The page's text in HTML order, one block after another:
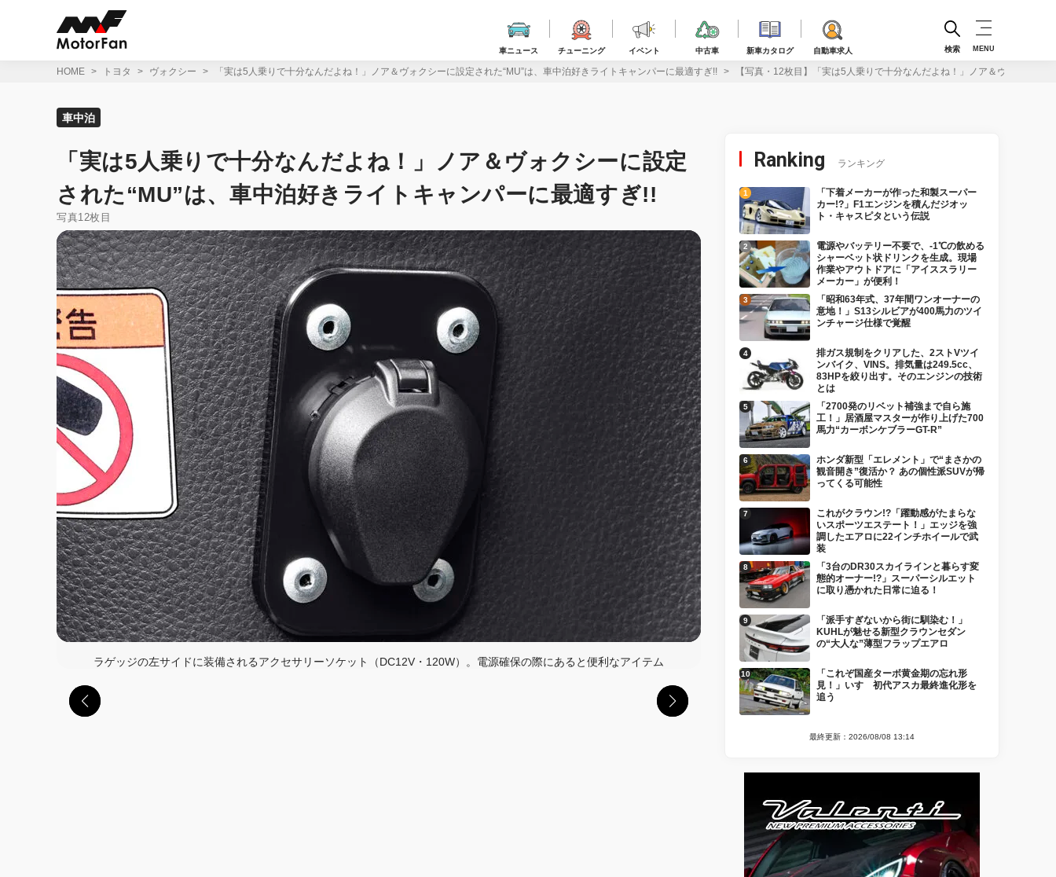
車ニュース チューニング イベント 中古車 新車カタログ 自動車求人 検索 MENU
HOME トヨタ ヴォクシー 「実は5人乗りで十分なんだよね！」ノア＆ヴォクシーに設定された“MU”は、車中泊好きライトキャンパーに最適すぎ!! 【写真・12枚目】「実は5人乗りで十分なんだよね！」ノア＆ヴォクシー
車中泊
「実は5人乗りで十分なんだよね！」ノア＆ヴォクシーに設定
された“MU”は、車中泊好きライトキャンパーに最適すぎ!!
写真12枚目
ラゲッジの左サイドに装備されるアクセサリーソケット（DC12V・120W）。電源確保の際にあると便利なアイテム
Ranking ランキング
「下着メーカーが作った和製スーパー
カー!?」F1エンジンを積んだジオッ
ト・キャスピタという伝説
電源やバッテリー不要で、-1℃の飲める
シャーベット状ドリンクを生成。現場
作業やアウトドアに「アイススラリー
メーカー」が便利！
「昭和63年式、37年間ワンオーナーの
意地！」S13シルビアが400馬力のツイ
ンチャージ仕様で覚醒
排ガス規制をクリアした、2ストVツイ
ンバイク、VINS。排気量は249.5cc、
83HPを絞り出す。そのエンジンの技術
とは
「2700発のリベット補強まで自ら施
工！」居酒屋マスターが作り上げた700
馬力“カーボンケブラーGT-R”
ホンダ新型「エレメント」で“まさかの
観音開き”復活か？ あの個性派SUVが帰
ってくる可能性
これがクラウン!?「躍動感がたまらな
いスポーツエステート！」エッジを強
調したエアロに22インチホイールで武
装
「3台のDR30スカイラインと暮らす変
態的オーナー!?」スーパーシルエット
に取り憑かれた日常に迫る！
「派手すぎないから街に馴染む！」
KUHLが魅せる新型クラウンセダン
の“大人な”薄型フラップエアロ
「これぞ国産ターボ黄金期の忘れ形
見！」いすゞ初代アスカ最終進化形を
追う
最終更新：2026/08/08 13:14